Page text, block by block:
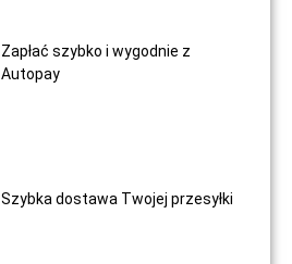
Zapłać szybko i wygodnie z
Autopay
Szybka dostawa Twojej przesyłki